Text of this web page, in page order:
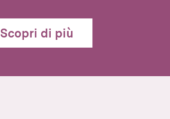
Scopri di più